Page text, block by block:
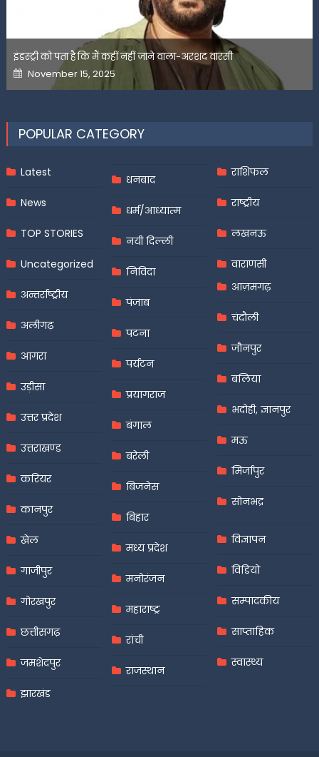
इंडस्ट्री को पता है कि मैं कहीं नहीं जाने वाला-अरशद वारसी
Posted
on
November 15, 2025
POPULAR CATEGORY
Latest
News
TOP STORIES
Uncategorized
अन्तर्राष्ट्रीय
अलीगढ़
आगरा
उड़ीसा
उत्तर प्रदेश
उत्तराखण्ड
करियर
कानपुर
खेल
गाजीपुर
गोरखपुर
छत्तीसगढ़
जमशेदपुर
झारखंड
धनबाद
धर्म/आध्यात्म
नयी दिल्ली
निविदा
पंजाब
पटना
पर्यटन
प्रयागराज
बंगाल
बरेली
बिजनेस
बिहार
मध्य प्रदेश
मनोरंजन
महाराष्ट्र
रांची
राजस्थान
राशिफल
राष्ट्रीय
लखनऊ
वाराणसी
आज़मगढ़
चंदौली
जौनपुर
बलिया
भदोही, ज्ञानपुर
मऊ
मिर्जापुर
सोनभद्र
विज्ञापन
विडियो
सम्पादकीय
साप्ताहिक
स्वास्थ्य